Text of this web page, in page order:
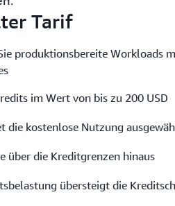
Tarif
produktionsbereite Workloads
im Wert von bis zu 200 USD
die kostenlose Nutzung
über die Kreditgrenzen hinaus
übersteigt die